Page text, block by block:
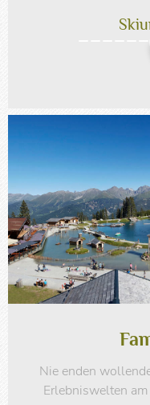
Nie enden
Erlebniswelten